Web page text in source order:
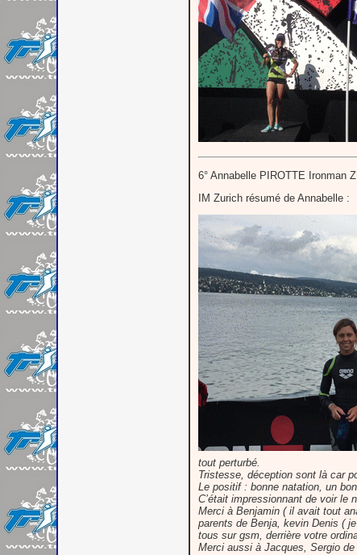
6° Annabelle PIROTTE Ironman
IM Zurich résumé de Annabelle :
tout perturbé.
Tristesse, déception sont là car
Le positif : bonne natation, un
C’était impressionnant de voir le
Merci à Benjamin ( il avait tout
parents de Benja, kevin Denis (
tous sur gsm, derrière votre
Merci aussi à Jacques, Sergio de